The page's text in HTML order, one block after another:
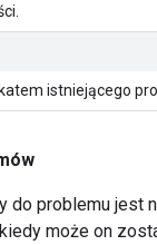
istniejącego
do problemu jest
może on